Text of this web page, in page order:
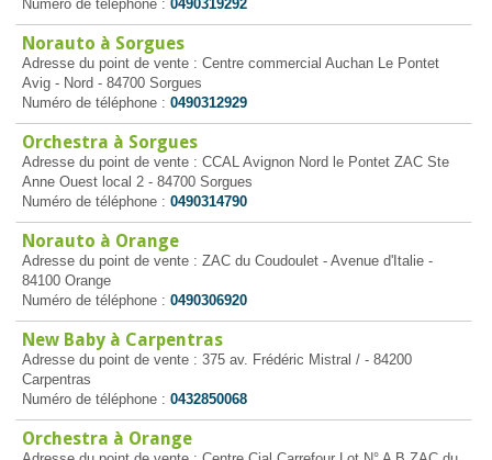
Numéro de téléphone : 0490319292
Norauto à Sorgues
Adresse du point de vente : Centre commercial Auchan Le Pontet
Avig - Nord - 84700 Sorgues
Numéro de téléphone : 0490312929
Orchestra à Sorgues
Adresse du point de vente : CCAL Avignon Nord le Pontet ZAC Ste
Anne Ouest local 2 - 84700 Sorgues
Numéro de téléphone : 0490314790
Norauto à Orange
Adresse du point de vente : ZAC du Coudoulet - Avenue d'Italie -
84100 Orange
Numéro de téléphone : 0490306920
New Baby à Carpentras
Adresse du point de vente : 375 av. Frédéric Mistral / - 84200
Carpentras
Numéro de téléphone : 0432850068
Orchestra à Orange